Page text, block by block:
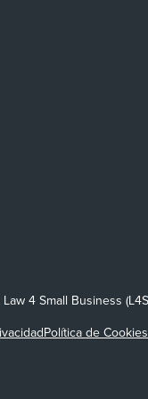
4 Small Business
Política de Cookies